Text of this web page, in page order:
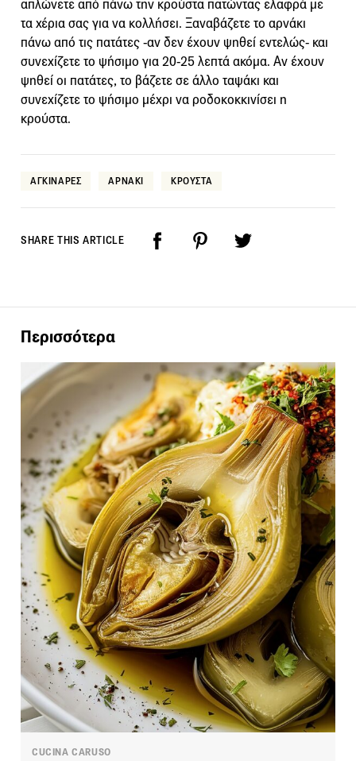
απλώνετε από πάνω την κρούστα πατώντας ελαφρά με
τα χέρια σας για να κολλήσει. Ξαναβάζετε το αρνάκι
πάνω από τις πατάτες -αν δεν έχουν ψηθεί εντελώς- και
συνεχίζετε το ψήσιμο για 20-25 λεπτά ακόμα. Αν έχουν
ψηθεί οι πατάτες, το βάζετε σε άλλο ταψάκι και
συνεχίζετε το ψήσιμο μέχρι να ροδοκοκκινίσει η
κρούστα.
ΑΓΚΙΝΑΡΕΣ ΑΡΝΑΚΙ ΚΡΟΥΣΤΑ
SHARE THIS ARTICLE
Περισσότερα
CUCINA CARUSO